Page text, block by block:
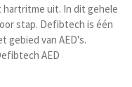
hartritme uit. In dit gehele
stap. Defibtech is één
gebied van AED's.
AED